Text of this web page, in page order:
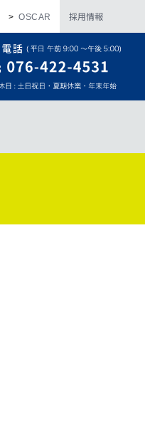
OSCAR 採用情報